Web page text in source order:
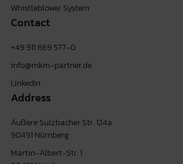
Whistleblower System
Contact
+49 911 669 577-0
info@mkm-partner.de
LinkedIn
Address
Äußere Sulzbacher Str. 124a
90491 Nürnberg
Martin-Albert-Str. 1